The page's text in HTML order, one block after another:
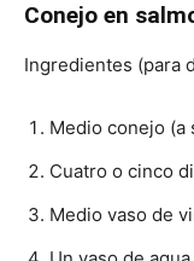
Conejo en
Ingredientes (para
Medio conejo (a
Cuatro o cinco
Medio vaso de